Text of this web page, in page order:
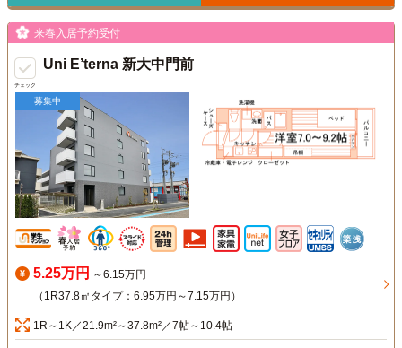
チェック
来春入居予約受付
Uni E’terna 新大中門前
募集中
5.25万円 ～6.15万円
（1R37.8㎡タイプ：6.95万円～7.15万円）
1R～1K／21.9m²～37.8m²／7帖～10.4帖